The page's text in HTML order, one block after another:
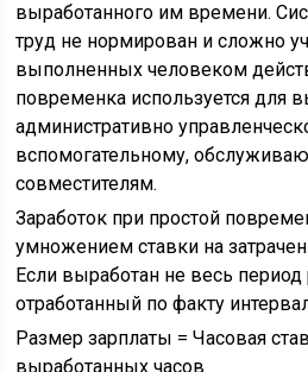
выработанного им времени.
труд не нормирован и сложно
выполненных человеком
повременка используется для
административно
вспомогательному,
совместителям.
Заработок при простой
умножением ставки на
Если выработан не весь период
отработанный по факту
Размер зарплаты = Часовая
выработанных часов